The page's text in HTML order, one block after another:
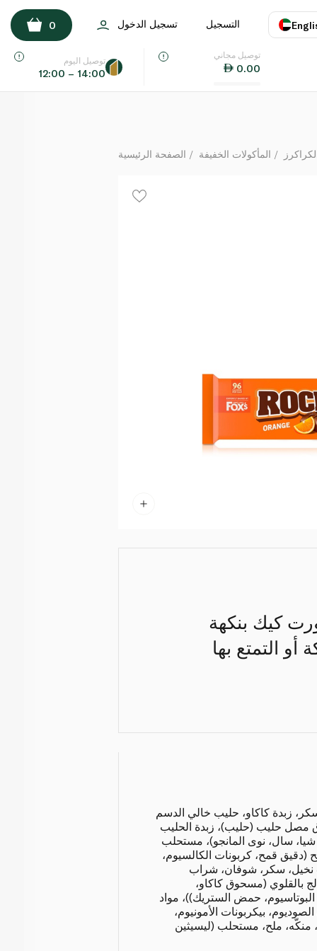
اللغة
التسجيل تسجيل الدخول 0
توصيل مجاني
0.00
توصيل اليوم
12:00 – 14:00
لوح بسكويت محشو بالشوكولاتة والبرتقال 7 قطع 138 غ
الصفحة الرئيسية المأكولات الخفيفة
كيك بنكهة
التمتع بها
بالحليب (45%) (سكر، زبدة كاكاو، حليب خالي الدسم
مصل حليب (حليب)، زبدة الحليب
شيا، سال، نوى المانجو)، مستحلب
(دقيق قمح، كربونات الكالسيوم،
نخيل، سكر، شوفان، شراب
بالقلوي (مسحوق كاكاو،
حمض الستريك))، مواد
بيكربونات الأمونيوم،
منكّه، ملح، مستحلب (ليسيثين